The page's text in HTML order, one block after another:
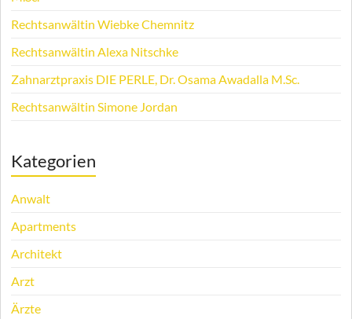
Rechtsanwältin Wiebke Chemnitz
Rechtsanwältin Alexa Nitschke
Zahnarztpraxis DIE PERLE, Dr. Osama Awadalla M.Sc.
Rechtsanwältin Simone Jordan
Kategorien
Anwalt
Apartments
Architekt
Arzt
Ärzte